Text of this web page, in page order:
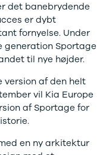
af nye
på vores youtube-
Bilguiden.
det banebrydende
er dybt
fornyelse. Under
Sportage
til nye højder.
version af den helt
vil Kia Europe
af Sportage for
en ny arkitektur